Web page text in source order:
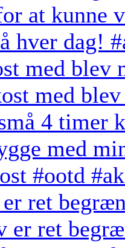
med blev
ret